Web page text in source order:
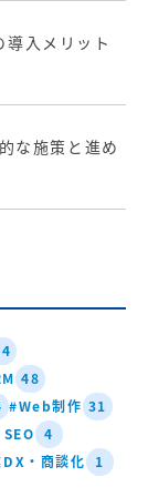
入メリット
な施策と進め
48
#Web制作 31
4
・商談化 1